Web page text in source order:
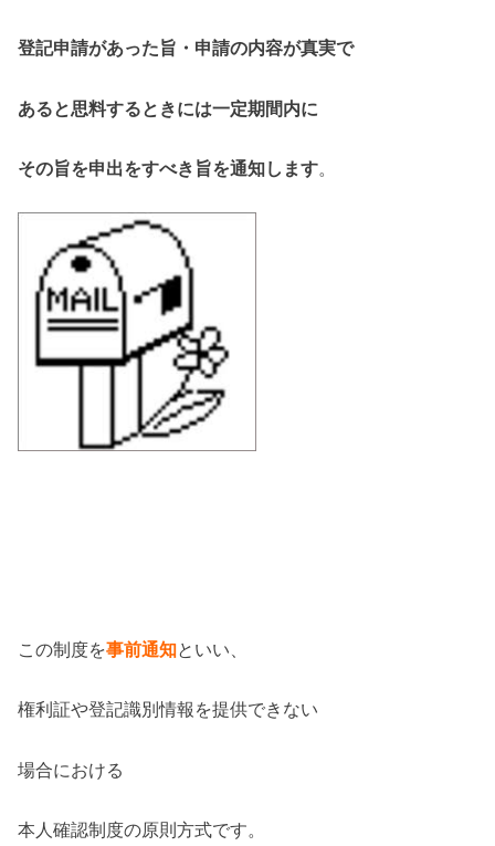
登記申請があった旨・申請の内容が真実で
あると思料するときには一定期間内に
その旨を申出をすべき旨を通知します。
この制度を事前通知といい、
権利証や登記識別情報を提供できない
場合における
本人確認制度の原則方式です。